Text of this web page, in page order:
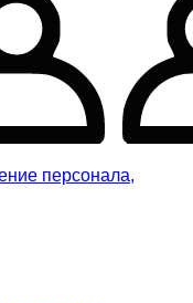
персонала,